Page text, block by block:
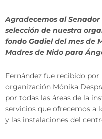
Agradecemos al
selección de nuestra
fondo Gadiel del mes de
Madres de Nido para
Fernández fue recibido
organización Mónika
por todas las áreas de la
servicios que ofrecemos a
y las instalaciones del